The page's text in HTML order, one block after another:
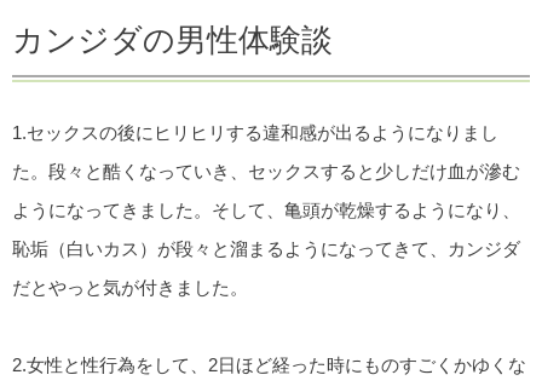
カンジダの男性体験談
1.セックスの後にヒリヒリする違和感が出るようになりまし
た。段々と酷くなっていき、セックスすると少しだけ血が滲む
ようになってきました。そして、亀頭が乾燥するようになり、
恥垢（白いカス）が段々と溜まるようになってきて、カンジダ
だとやっと気が付きました。
2.女性と性行為をして、2日ほど経った時にものすごくかゆくな